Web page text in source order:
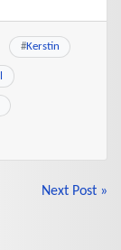
#Kerstin
Next Post »